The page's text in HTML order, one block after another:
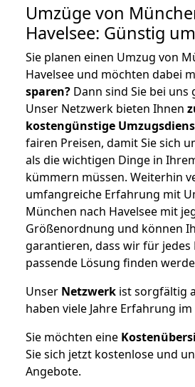
Umzüge von
Havelsee: Günstig
Sie planen einen Umzug von
Havelsee und möchten dabei
sparen? Dann sind Sie bei uns
Unser Netzwerk bieten Ihnen
kostengünstige
fairen Preisen, damit Sie sich
als die wichtigen Dinge in
kümmern müssen. Weiterhin
umfangreiche Erfahrung mit
München nach Havelsee mit
Größenordnung und können
garantieren, dass wir für jedes
passende Lösung finden
Unser Netzwerk ist sorgfältig
haben viele Jahre Erfahrung
Sie möchten eine
Sie sich jetzt kostenlose und
Angebote.